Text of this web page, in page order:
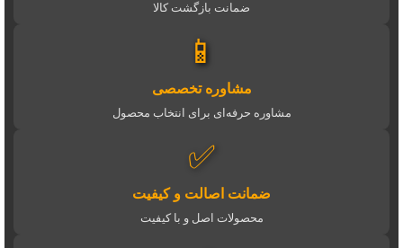
ضمانت بازگشت کالا
📱
مشاوره تخصصی
مشاوره حرفه‌ای برای انتخاب محصول
✅
ضمانت اصالت و کیفیت
محصولات اصل و با کیفیت